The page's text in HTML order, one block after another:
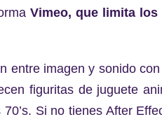
Vimeo, que limita los
entre imagen y sonido
figuritas de juguete
Si no tienes After